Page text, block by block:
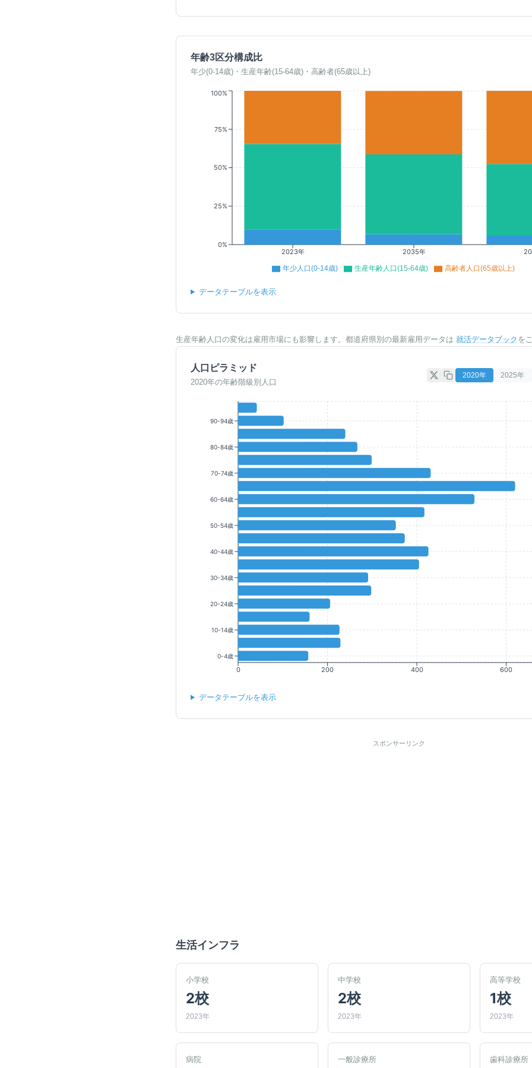
年齢3区分構成比
年少(0-14歳)・生産年齢(15-64歳)・高齢者(65歳以上)
2023年 2035年
0%
25%
50%
75%
100%
年少人口(0-14歳) 生産年齢人口(15-64歳) 高齢者人口(65歳以上)
データテーブルを表示
生産年齢人口の変化は雇用市場にも影響します。都道府県別の最新雇用データは 就活データブック を
人口ピラミッド
2020年の年齢階級別人口
2020年 2025年
0 200 400 600
90-94歳
80-84歳
70-74歳
60-64歳
50-54歳
40-44歳
30-34歳
20-24歳
10-14歳
0-4歳
データテーブルを表示
スポンサーリンク
生活インフラ
小学校
2校
2023年
中学校
2校
2023年
高等学校
1校
2023年
病院 一般診療所 歯科診療所